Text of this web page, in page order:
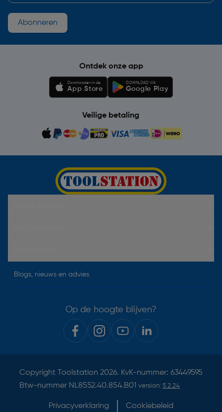
Abonneren
Ontdek onze app
Downloaden in de
App Store
DOWNLOAD VIA
Google Play
Veilige betaling
Blogs, nieuws en advies
Op de hoogte blijven?
Copyright Toolstation 2026. KvK-nummer: 63449595
Btw-nummer NL8552.40.854.B01 version: 5.2.24
Privacyverklaring Cookiebeleid